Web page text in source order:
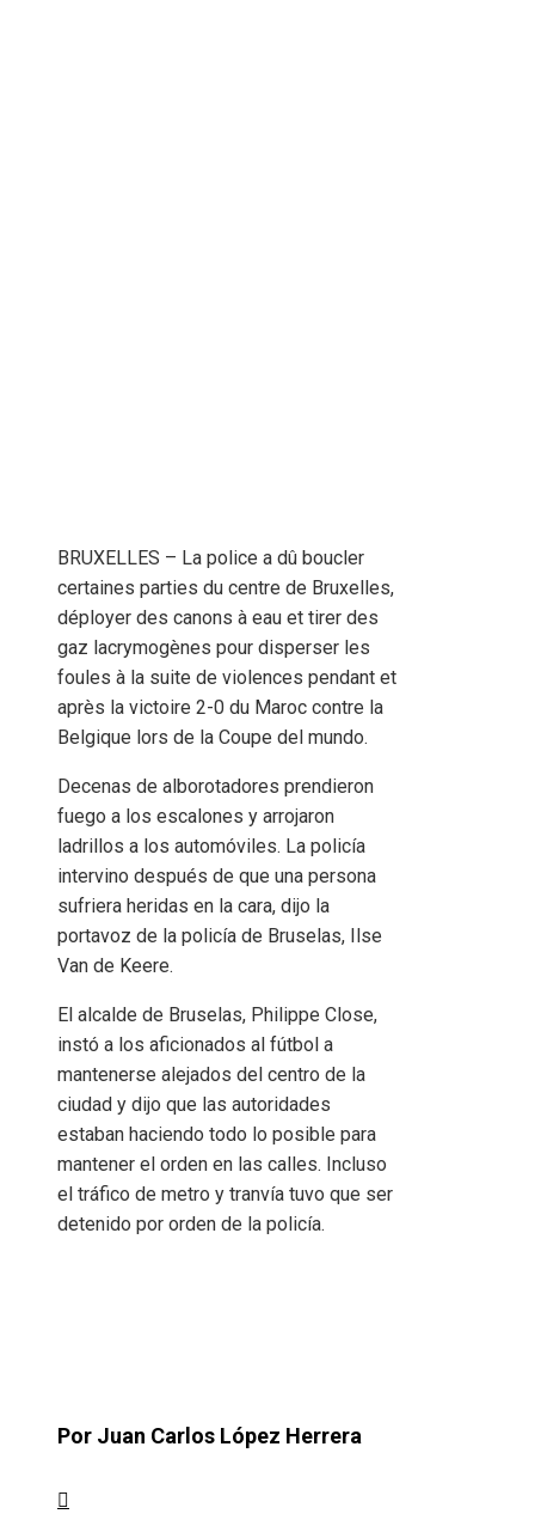
BRUXELLES – La police a dû boucler
certaines parties du centre de Bruxelles,
déployer des canons à eau et tirer des
gaz lacrymogènes pour disperser les
foules à la suite de violences pendant et
après la victoire 2-0 du Maroc contre la
Belgique lors de la Coupe del mundo.
Decenas de alborotadores prendieron
fuego a los escalones y arrojaron
ladrillos a los automóviles. La policía
intervino después de que una persona
sufriera heridas en la cara, dijo la
portavoz de la policía de Bruselas, Ilse
Van de Keere.
El alcalde de Bruselas, Philippe Close,
instó a los aficionados al fútbol a
mantenerse alejados del centro de la
ciudad y dijo que las autoridades
estaban haciendo todo lo posible para
mantener el orden en las calles. Incluso
el tráfico de metro y tranvía tuvo que ser
detenido por orden de la policía.
Por Juan Carlos López Herrera